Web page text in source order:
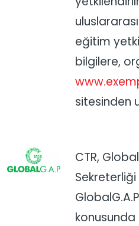
eğitim
bilgilere,
sitesinden
CTR,